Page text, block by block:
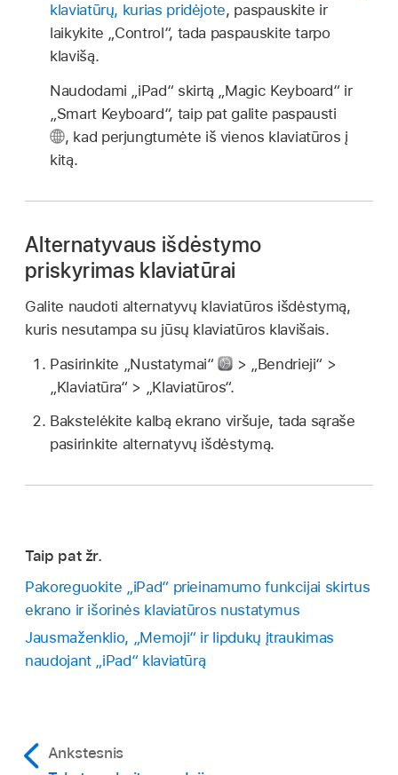
klaviatūrų, kurias pridėjote, paspauskite ir
laikykite „Control“, tada paspauskite tarpo
klavišą.
Naudodami „iPad“ skirtą „Magic Keyboard“ ir
„Smart Keyboard“, taip pat galite paspausti
, kad perjungtumėte iš vienos klaviatūros į
kitą.
Alternatyvaus išdėstymo
priskyrimas klaviatūrai
Galite naudoti alternatyvų klaviatūros išdėstymą,
kuris nesutampa su jūsų klaviatūros klavišais.
Pasirinkite „Nustatymai“
> „Bendrieji“ >
„Klaviatūra“ > „Klaviatūros“.
Bakstelėkite kalbą ekrano viršuje, tada sąraše
pasirinkite alternatyvų išdėstymą.
Taip pat žr.
Pakoreguokite „iPad“ prieinamumo funkcijai skirtus
ekrano ir išorinės klaviatūros nustatymus
Jausmaženklio, „Memoji“ ir lipdukų įtraukimas
naudojant „iPad“ klaviatūrą
Ankstesnis